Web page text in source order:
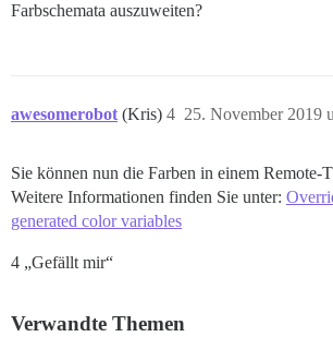
Farbschemata auszuweiten?
awesomerobot (Kris) 25. November 2019
4
Sie können nun die Farben in einem Remote-
Weitere Informationen finden Sie unter:
generated color variables
4 „Gefällt mir“
Verwandte Themen